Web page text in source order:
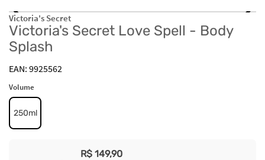
Victoria's Secret
Victoria's Secret Love Spell - Body
Splash
9925562
Volume
250ml
R$ 149,90